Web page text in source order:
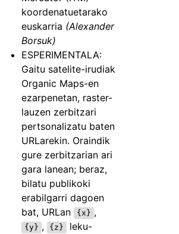
koordenatuetarako
euskarria (Alexander
Borsuk)
ESPERIMENTALA:
Gaitu satelite-irudiak
Organic Maps-en
ezarpenetan, raster-
lauzen zerbitzari
pertsonalizatu baten
URLarekin. Oraindik
gure zerbitzarian ari
gara lanean; beraz,
bilatu publikoki
erabilgarri dagoen
bat, URLan
{x} ,
{y} , {z}
leku-